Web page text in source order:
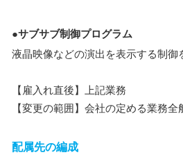
●サブサブ制御プログラム
液晶映像などの演出を表示する制御
【雇入れ直後】上記業務
【変更の範囲】会社の定める業務全
配属先の編成